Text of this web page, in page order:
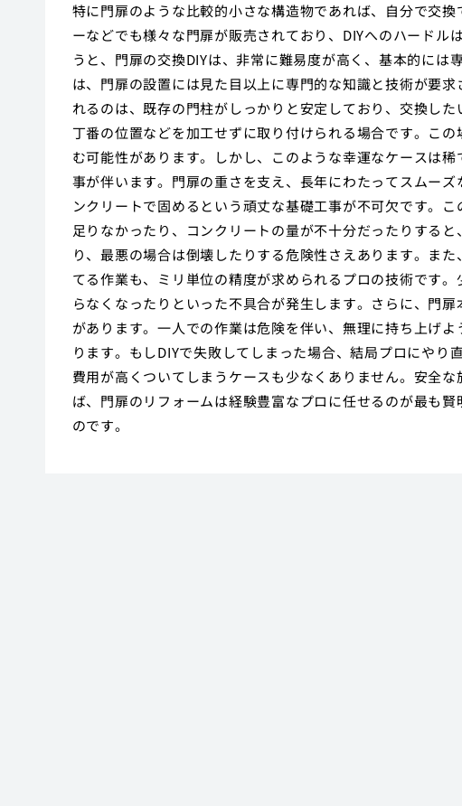
特に門扉のような比較的小さな構造物であれば、自分で交
ーなどでも様々な門扉が販売されており、DIYへのハード
うと、門扉の交換DIYは、非常に難易度が高く、基本的に
は、門扉の設置には見た目以上に専門的な知識と技術が要
れるのは、既存の門柱がしっかりと安定しており、交換し
丁番の位置などを加工せずに取り付けられる場合です。こ
む可能性があります。しかし、このような幸運なケースは
事が伴います。門扉の重さを支え、長年にわたってスムー
ンクリートで固めるという頑丈な基礎工事が不可欠です。
足りなかったり、コンクリートの量が不十分だったりする
り、最悪の場合は倒壊したりする危険性さえあります。ま
てる作業も、ミリ単位の精度が求められるプロの技術です
らなくなったりといった不具合が発生します。さらに、門
があります。一人での作業は危険を伴い、無理に持ち上げ
ります。もしDIYで失敗してしまった場合、結局プロにや
費用が高くついてしまうケースも少なくありません。安全
ば、門扉のリフォームは経験豊富なプロに任せるのが最も
のです。